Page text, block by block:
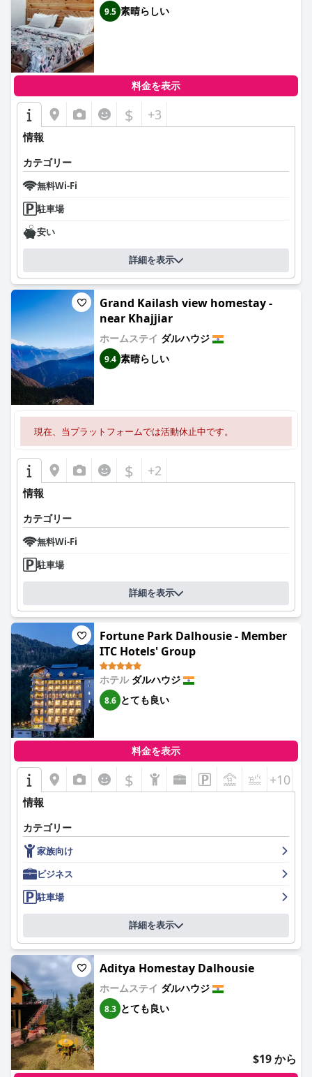
9.5 素晴らしい
料金を表示
$ +3
情報
カテゴリー
無料Wi-Fi
駐車場
安い
詳細を表示
Grand Kailash view homestay -
near Khajjiar
ホームステイ ダルハウジ
9.4 素晴らしい
現在、当プラットフォームでは活動休止中です。
$ +2
情報
カテゴリー
無料Wi-Fi
駐車場
詳細を表示
Fortune Park Dalhousie - Member
ITC Hotels' Group
ホテル ダルハウジ
8.6 とても良い
料金を表示
$ +10
情報
カテゴリー
家族向け
ビジネス
駐車場
詳細を表示
Aditya Homestay Dalhousie
ホームステイ ダルハウジ
8.3 とても良い
$19 から